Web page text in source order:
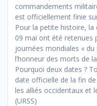
commandements
est officiellement finie
Pour la petite histoire, la
09 mai ont été retenues
journées mondiales «
l’honneur des morts de
Pourquoi deux dates ?
date officielle de la fin
les alliés occidentaux et
(URSS)